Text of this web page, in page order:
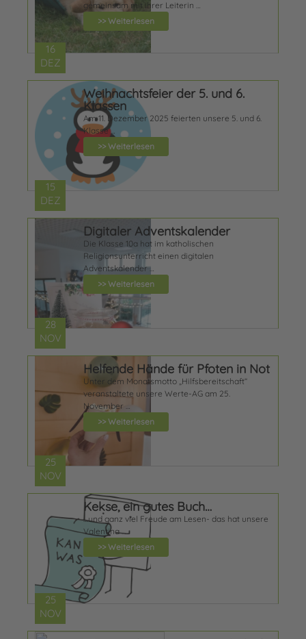
16
DEZ
gemeinsam mit ihrer Leiterin …
>> Weiterlesen
15
DEZ
Weihnachtsfeier der 5. und 6.
Klassen
Am 11. Dezember 2025 feierten unsere 5. und 6.
Klasse …
>> Weiterlesen
28
NOV
Digitaler Adventskalender
Die Klasse 10a hat im katholischen
Religionsunterricht einen digitalen
Adventskalender …
>> Weiterlesen
25
NOV
Helfende Hände für Pfoten in Not
Unter dem Monatsmotto „Hilfsbereitschaft“
veranstaltete unsere Werte-AG am 25.
November …
>> Weiterlesen
25
NOV
Kekse, ein gutes Buch…
…und ganz viel Freude am Lesen- das hat unsere
Valentina …
>> Weiterlesen